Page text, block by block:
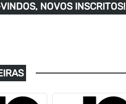
NOVOS INSCRITOS!